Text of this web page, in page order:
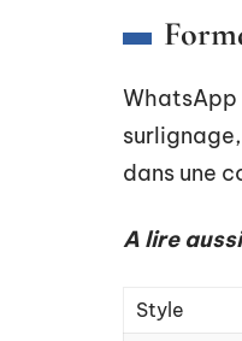
WhatsApp
dans une
A lire
Style